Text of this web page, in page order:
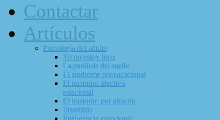
Contactar
Artículos
Psicología del adulto
Yo no estoy loco
La parálisis del sueño
El síndrome posvacacional
El trastorno afectivo
estacional
El trastorno por atracón
Insomnio
Inteligencia emocional